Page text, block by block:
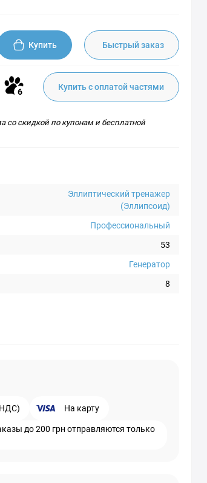
Купить Быстрый заказ
6 Купить с оплатой частями
со скидкой по купонам и бесплатной
Эллиптический тренажер
(Эллипсоид)
Профессиональный
53
Генератор
8
На карту
до 200 грн отправляются только